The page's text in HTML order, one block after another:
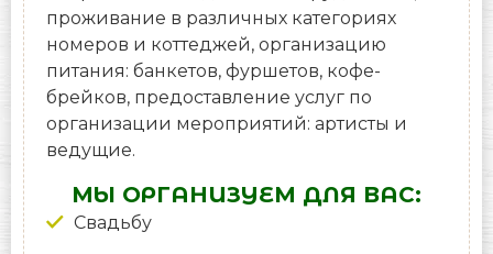
проживание в различных категориях
номеров и коттеджей, организацию
питания: банкетов, фуршетов, кофе-
брейков, предоставление услуг по
организации мероприятий: артисты и
ведущие.
МЫ ОРГАНИЗУЕМ ДЛЯ ВАС:
Свадьбу